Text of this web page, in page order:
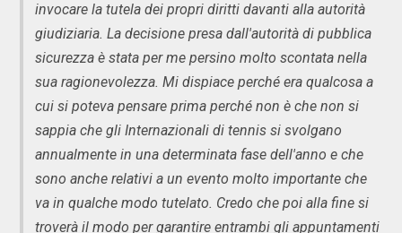
invocare la tutela dei propri diritti davanti alla autorità
giudiziaria. La decisione presa dall'autorità di pubblica
sicurezza è stata per me persino molto scontata nella
sua ragionevolezza. Mi dispiace perché era qualcosa a
cui si poteva pensare prima perché non è che non si
sappia che gli Internazionali di tennis si svolgano
annualmente in una determinata fase dell'anno e che
sono anche relativi a un evento molto importante che
va in qualche modo tutelato. Credo che poi alla fine si
troverà il modo per garantire entrambi gli appuntamenti